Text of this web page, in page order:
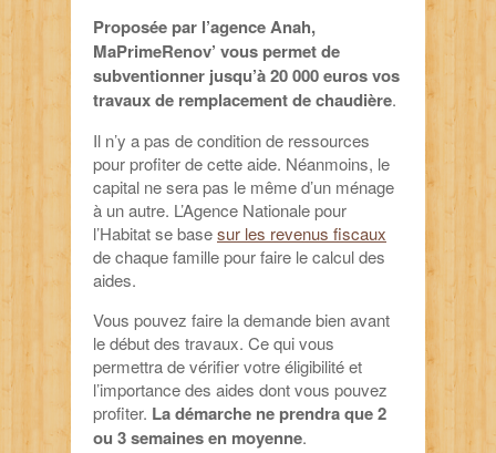
Proposée par l’agence Anah,
MaPrimeRenov’ vous permet de
subventionner jusqu’à 20 000 euros vos
travaux de remplacement de chaudière.
Il n’y a pas de condition de ressources
pour profiter de cette aide. Néanmoins, le
capital ne sera pas le même d’un ménage
à un autre. L’Agence Nationale pour
l’Habitat se basesur les revenus fiscaux
de chaque famille pour faire le calcul des
aides.
Vous pouvez faire la demande bien avant
le début des travaux. Ce qui vous
permettra de vérifier votre éligibilité et
l’importance des aides dont vous pouvez
profiter. La démarche ne prendra que 2
ou 3 semaines en moyenne.